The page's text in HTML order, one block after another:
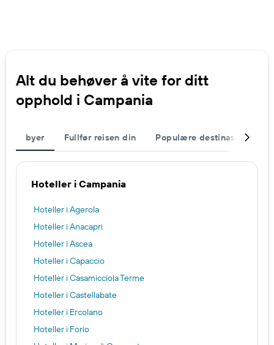
Alt du behøver å vite for ditt
opphold i Campania
byer Fullfør reisen din Populære destinasjoner
Hoteller i Campania
Hoteller i Agerola
Hoteller i Anacapri
Hoteller i Ascea
Hoteller i Capaccio
Hoteller i Casamicciola Terme
Hoteller i Castellabate
Hoteller i Ercolano
Hoteller i Forio